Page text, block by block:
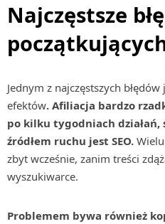
Najczęstsze
Jednym z najczęstszych
efektów. Afiliacja bardzo
po kilku tygodniach działań,
źródłem ruchu jest SEO.
zbyt wcześnie, zanim treści
wyszukiwarce.
Problemem bywa również